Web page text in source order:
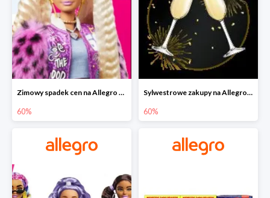
Zimowy spadek cen na Allegro - lalki Barbie do -60%
60%
Sylwestrowe zakupy na Allegro do -60%
60%